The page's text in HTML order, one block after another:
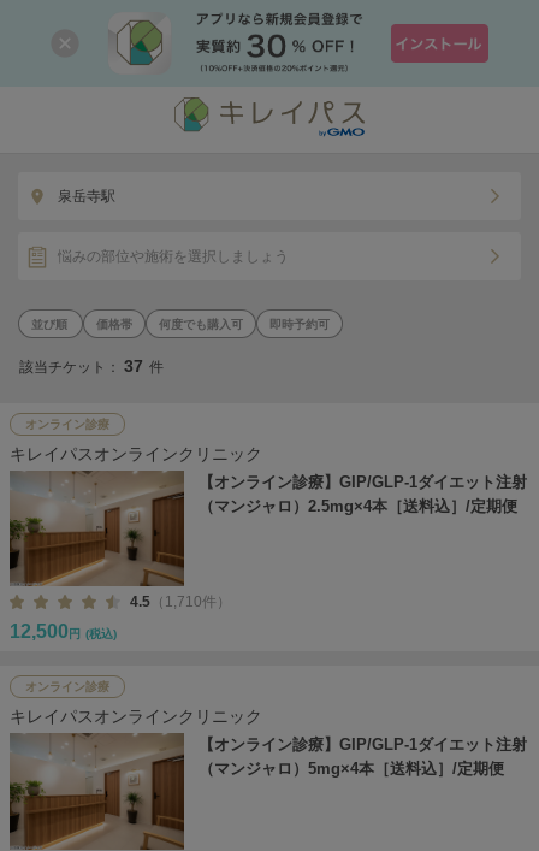
泉岳寺駅
悩みの部位や施術を選択しましょう
価格帯 何度でも購入可 即時予約可
該当チケット： 37 件
オンライン診療
キレイパスオンラインクリニック
【オンライン診療】GIP/GLP-1ダイエット注射
（マンジャロ）2.5mg×4本［送料込］/定期便
4.5 （1,710件）
12,500 円 (税込)
オンライン診療
キレイパスオンラインクリニック
【オンライン診療】GIP/GLP-1ダイエット注射
（マンジャロ）5mg×4本［送料込］/定期便